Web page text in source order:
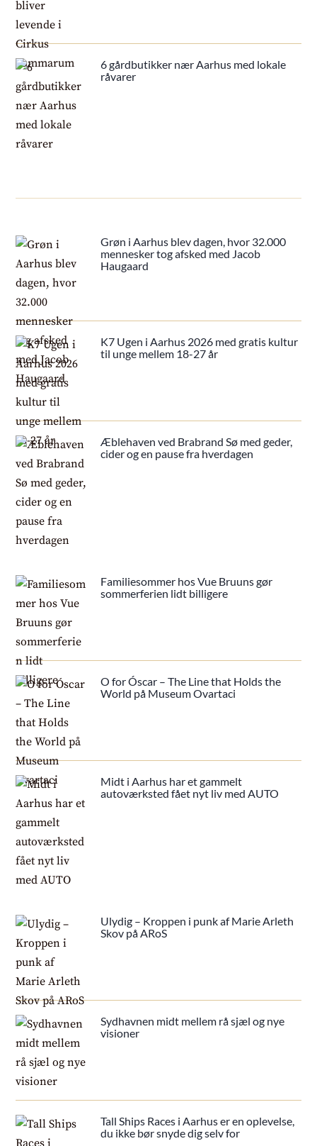
6 gårdbutikker nær Aarhus med lokale
råvarer
Grøn i Aarhus blev dagen, hvor 32.000
mennesker tog afsked med Jacob
Haugaard
K7 Ugen i Aarhus 2026 med gratis kultur
til unge mellem 18-27 år
Æblehaven ved Brabrand Sø med geder,
cider og en pause fra hverdagen
Familiesommer hos Vue Bruuns gør
sommerferien lidt billigere
O for Óscar – The Line that Holds the
World på Museum Ovartaci
Midt i Aarhus har et gammelt
autoværksted fået nyt liv med AUTO
Ulydig – Kroppen i punk af Marie Arleth
Skov på ARoS
Sydhavnen midt mellem rå sjæl og nye
visioner
Tall Ships Races i Aarhus er en oplevelse,
du ikke bør snyde dig selv for